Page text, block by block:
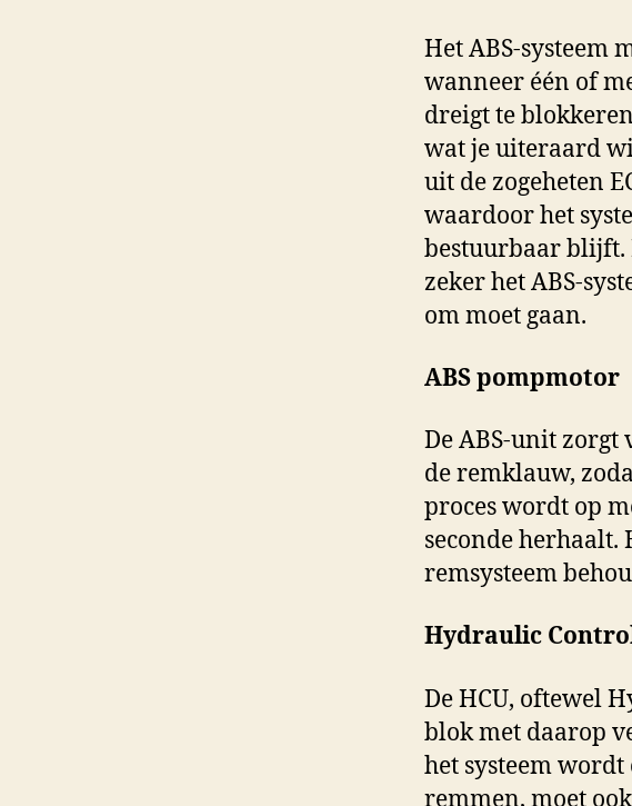
Het ABS-systeem
wanneer één of
dreigt te
wat je uiteraard
uit de zogeheten
waardoor het
bestuurbaar blijft.
zeker het ABS-
om moet gaan.
ABS pompmotor
De ABS-unit
de remklauw,
proces wordt op
seconde
remsysteem
Hydraulic
De HCU, oftewel
blok met daarop
het systeem
remmen, moet